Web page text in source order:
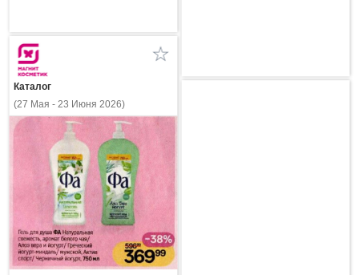
Каталог
(27 Мая - 23 Июня 2026)